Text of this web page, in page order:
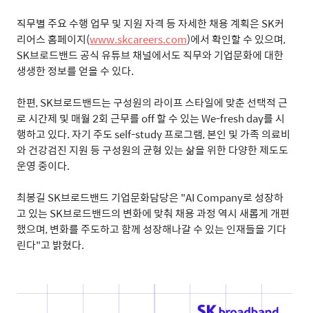
직무별 주요 수행 업무 및 지원 자격 등 자세한 채용 계획은 SK커
리어스 홈페이지(www.skcareers.com)에서 확인할 수 있으며,
SK브로드밴드 공식 유튜브 채널에서도 직무와 기업문화에 대한
생생한 정보를 얻을 수 있다.
한편, SK브로드밴드는 구성원의 라이프 스타일에 맞춘 선택적 근
로 시간제 및 매월 2회 근무를off할 수 있는We-fresh day를 시
행하고 있다.자기 주도self-study프로그램,본인 및 가족 의료비
와 건강검진 지원 등 구성원의 균형 있는 삶을 위한 다양한 제도도
운영 중이다.
최봉길 SK브로드밴드 기업문화담당은 "AI Company로 성장하
고 있는 SK브로드밴드의 변화에 맞춰 채용 과정 역시 새롭게 개편
했으며,변화를 주도하고 함께 성장해나갈 수 있는 인재들을 기다
린다"고 밝혔다.